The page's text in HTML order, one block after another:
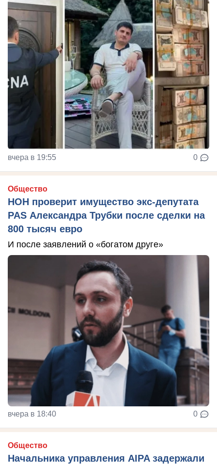
вчера в 19:55 0
Общество
НОН проверит имущество экс-депутата
PAS Александра Трубки после сделки на
800 тысяч евро
И после заявлений о «богатом друге»
вчера в 18:40 0
Общество
Начальника управления AIPA задержали